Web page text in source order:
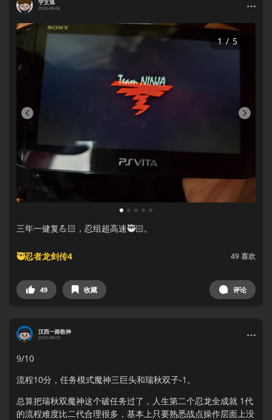
宇文旭
2026-06-06
1 2 3 4 5
1/5
三年一健复💪🏻，忍组超高速🥷🏻。
🥷忍者龙剑传4 49喜欢
49 收藏 评论
汉西一路歌神
2025-08-03
9/10
流程10分，任务模式魔神三巨头和瑞秋双子-1。
总算把瑞秋双魔神这个破任务过了，人生第二个忍龙全成就 1代
的流程难度比二代合理很多，基本上只要熟悉战点操作层面上没